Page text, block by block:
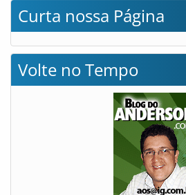
Curta nossa Página
Volte no Tempo